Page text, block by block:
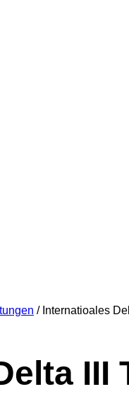
/Internatioales
III